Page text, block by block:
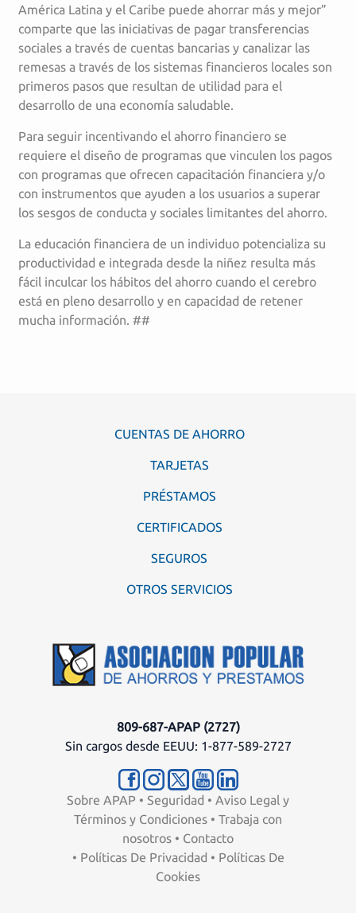
América Latina y el Caribe puede ahorrar más y mejor”
comparte que las iniciativas de pagar transferencias
sociales a través de cuentas bancarias y canalizar las
remesas a través de los sistemas financieros locales son
primeros pasos que resultan de utilidad para el
desarrollo de una economía saludable.
Para seguir incentivando el ahorro financiero se
requiere el diseño de programas que vinculen los pagos
con programas que ofrecen capacitación financiera y/o
con instrumentos que ayuden a los usuarios a superar
los sesgos de conducta y sociales limitantes del ahorro.
La educación financiera de un individuo potencializa su
productividad e integrada desde la niñez resulta más
fácil inculcar los hábitos del ahorro cuando el cerebro
está en pleno desarrollo y en capacidad de retener
mucha información. ##
CUENTAS DE AHORRO
TARJETAS
PRÉSTAMOS
CERTIFICADOS
SEGUROS
OTROS SERVICIOS
809-687-APAP (2727)
Sin cargos desde EEUU: 1-877-589-2727
Sobre APAP • Seguridad • Aviso Legal y
Términos y Condiciones • Trabaja con
nosotros • Contacto
• Políticas De Privacidad • Políticas De
Cookies